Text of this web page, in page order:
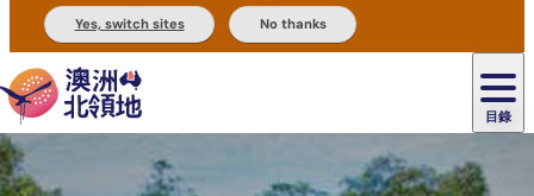
Yes, switch sites No thanks
目錄